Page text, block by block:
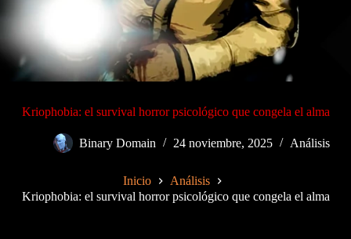
Kriophobia: el survival horror psicológico que congela el alma
Binary Domain 24 noviembre, 2025 Análisis
Inicio
Análisis
Kriophobia: el survival horror psicológico que congela el alma